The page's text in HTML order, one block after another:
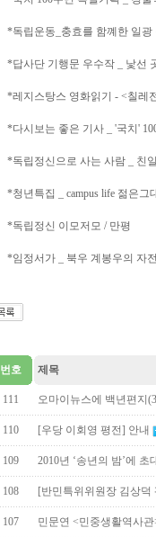
*독립운동_충효를 함꼐한 일
*답사단 기행문 우수작 _ 낯선
*레지스탕스 영화읽기 - <칠레
*다시보는 좋은 기사 _ '국치'
*독립정신으로 사는 사람 _ 친
*청년특집 _ campus life 젊은
*독립정신 이모저모 / 만평
*임정서가 _ 북우 계봉우의 자
번호 제목
111 오마이뉴스에 백년편지
110 [우당 이회영 평전] 안내
109 2010년 ‘송년의 밤’에 초
108 [반민특위위원장 김상덕
107 민문연 <민중생활역사